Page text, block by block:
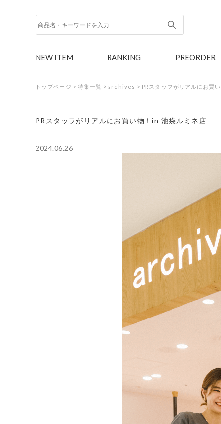
NEW ITEM RANKING PREORDER
トップページ > 特集一覧 > archives > PRスタッフがリアルにお買
PRスタッフがリアルにお買い物！in 池袋ルミネ店
2024.06.26